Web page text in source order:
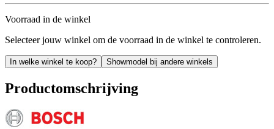
Voorraad in de winkel
Selecteer jouw winkel om de voorraad in de winkel te controleren.
In welke winkel te koop? Showmodel bij andere winkels
Productomschrijving